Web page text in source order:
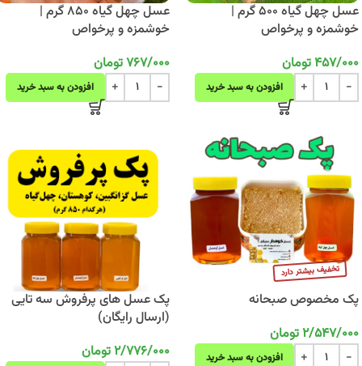
عسل چهل گیاه 500 گرم |
خوشمزه و پرخواص
457/000تومان
افزودن به سبد خرید
عسل چهل گیاه 850 گرم |
خوشمزه و پرخواص
767/000تومان
افزودن به سبد خرید
پک مخصوص صبحانه
2/547/000تومان
افزودن به سبد خرید
پک عسل های پرفروش سه تایی
(ارسال رایگان)
2/776/000تومان